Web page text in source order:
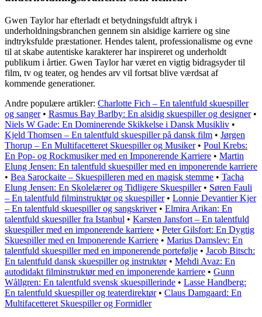
Gwen Taylor har efterladt et betydningsfuldt aftryk i
underholdningsbranchen gennem sin alsidige karriere og sine
indtryksfulde præstationer. Hendes talent, professionalisme og evne
til at skabe autentiske karakterer har inspireret og underholdt
publikum i årtier. Gwen Taylor har været en vigtig bidragsyder til
film, tv og teater, og hendes arv vil fortsat blive værdsat af
kommende generationer.
Andre populære artikler: Charlotte Fich – En talentfuld skuespiller
og sanger• Rasmus Bay Barlby: En alsidig skuespiller og designer•
Niels W Gade: En Dominerende Skikkelse i Dansk Musikliv •
Kjeld Thomsen – En talentfuld skuespiller på dansk film • Jørgen
Thorup – En Multifacetteret Skuespiller og Musiker• Poul Krebs:
En Pop- og Rockmusiker med en Imponerende Karriere • Martin
Elung Jensen: En talentfuld skuespiller med en imponerende karriere
• Bea Sarockaite – Skuespilleren med en magisk stemme • Tacha
Elung Jensen: En Skolelærer og Tidligere Skuespiller• Søren Fauli
– En talentfuld filminstruktør og skuespiller• Lonnie Devantier Kjer
– En talentfuld skuespiller og sangskriver• Elmira Arikan: En
talentfuld skuespiller fra Istanbul • Karsten Jansfort – En talentfuld
skuespiller med en imponerende karriere • Peter Gilsfort: En Dygtig
Skuespiller med en Imponerende Karriere • Marius Damslev: En
talentfuld skuespiller med en imponerende portefølje • Jacob Bitsch:
En talentfuld dansk skuespiller og instruktør• Mehdi Avaz: En
autodidakt filminstruktør med en imponerende karriere • Gunn
Wållgren: En talentfuld svensk skuespillerinde • Lasse Handberg:
En talentfuld skuespiller og teaterdirektør• Claus Damgaard: En
Multifacetteret Skuespiller og Formidler